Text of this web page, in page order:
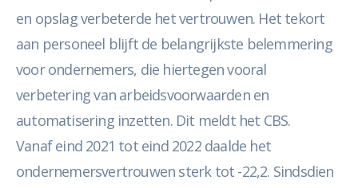
en opslag verbeterde het vertrouwen. Het tekort
aan personeel blijft de belangrijkste belemmering
voor ondernemers, die hiertegen vooral
verbetering van arbeidsvoorwaarden en
automatisering inzetten. Dit meldt het CBS.
Vanaf eind 2021 tot eind 2022 daalde het
ondernemersvertrouwen sterk tot -22,2. Sindsdien